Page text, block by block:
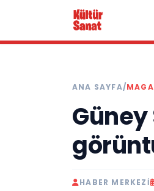
ANA SAYFA/
HABER MERKEZI